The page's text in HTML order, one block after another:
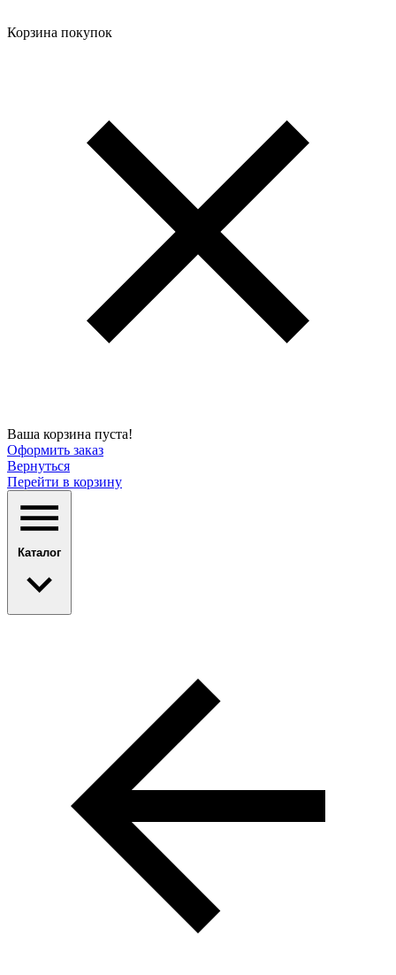
Корзина покупок
Ваша корзина пуста!
Оформить заказ
Вернуться
Перейти в корзину
Каталог